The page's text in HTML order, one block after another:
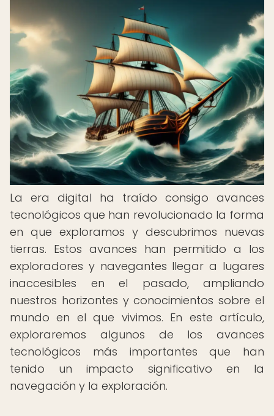
La era digital ha traído consigo avances
tecnológicos que han revolucionado la forma
en que exploramos y descubrimos nuevas
tierras. Estos avances han permitido a los
exploradores y navegantes llegar a lugares
inaccesibles en el pasado, ampliando
nuestros horizontes y conocimientos sobre el
mundo en el que vivimos. En este artículo,
exploraremos algunos de los avances
tecnológicos más importantes que han
tenido un impacto significativo en la
navegación y la exploración.